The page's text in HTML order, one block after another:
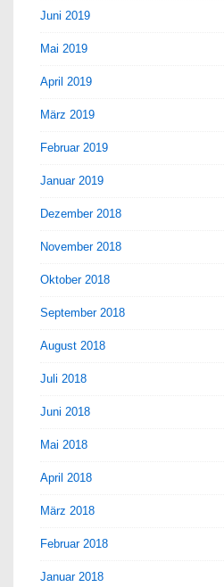
Juni 2019
Mai 2019
April 2019
März 2019
Februar 2019
Januar 2019
Dezember 2018
November 2018
Oktober 2018
September 2018
August 2018
Juli 2018
Juni 2018
Mai 2018
April 2018
März 2018
Februar 2018
Januar 2018